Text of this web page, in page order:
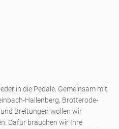
in die Pedale. Gemeinsam mit
Hallenberg, Brotterode-
Breitungen wollen wir
Dafür brauchen wir Ihre